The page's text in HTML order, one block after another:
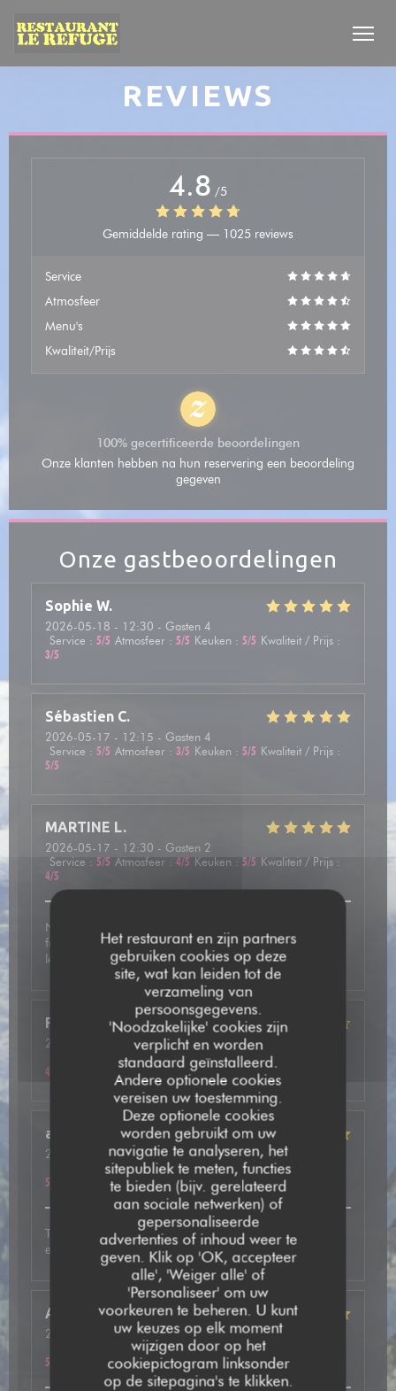
Het restaurant en zijn partners
gebruiken cookies op deze
site, wat kan leiden tot de
verzameling van
persoonsgegevens.
'Noodzakelijke' cookies zijn
verplicht en worden
standaard geïnstalleerd.
Andere optionele cookies
vereisen uw toestemming.
Deze optionele cookies
worden gebruikt om uw
navigatie te analyseren, het
sitepubliek te meten, functies
te bieden (bijv. gerelateerd
aan sociale netwerken) of
gepersonaliseerde
advertenties of inhoud weer te
geven. Klik op 'OK, accepteer
alle', 'Weiger alle' of
'Personaliseer' om uw
voorkeuren te beheren. U kunt
uw keuzes op elk moment
wijzigen door op het
cookiepictogram linksonder
op de sitepagina's te klikken.
REVIEWS
Onze gastbeoordelingen
Sophie W
2026-05-18 - 12:30 - Gasten 4
Service : 5/5 Atmosfeer : 5/5 Keuken : 5/5 Kwaliteit / Prijs :
3/5
Sébastien C
2026-05-17 - 12:15 - Gasten 4
Service : 5/5 Atmosfeer : 3/5 Keuken : 5/5 Kwaliteit / Prijs :
5/5
MARTINE L
2026-05-17 - 12:30 - Gasten 2
Service : 5/5 Atmosfeer : 4/5 Keuken : 5/5 Kwaliteit / Prijs :
4/5
Nous avons été très bien accueilli et avons pris une
fondue mixte avec des viandes de qualité. En dessert
leurs crêpes étaient vraiment délicieuses.
Frédéric F
2026-05-13
- 20:15 - Gasten 2
Atmosfeer: 4/5 Keuken: 4/5 Kwaliteit / Prijs
4
annie
2026-05-14- 20:00 - Gasten 2
/5 Atmosfeer: 5/5 Keuken: 5/5 Kwaliteit / Prijs
5
Très bon accueil, plat excellent avec de très bonnes
explications. A refaire
Anne
2026-05-12
- 19:30 - Gasten 2
Atmosfeer: 5/5 Keuken: 5/5 Kwaliteit / Prijs
5
4.8 /5
Gemiddelde rating — 1025 reviews
Service
Atmosfeer
Menu's
Kwaliteit/Prijs
100% gecertificeerde beoordelingen
Onze klanten hebben na hun reservering een beoordeling
gegeven